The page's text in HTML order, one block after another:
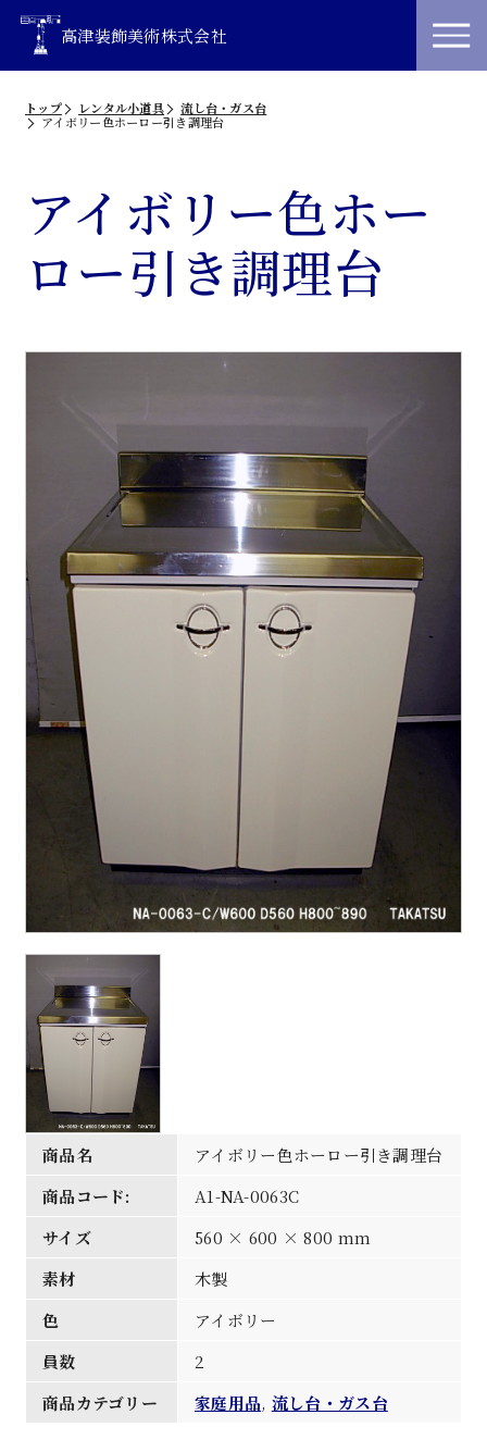
高津装飾美術株式会社
トップ レンタル小道具
流し台・ガス台
アイボリー色ホーロー引き調理台
アイボリー色ホー
ロー引き調理台
商品名
アイボリー色ホーロー引き調理台
商品コード:
A1-NA-0063C
サイズ
560 × 600 × 800 mm
素材
木製
色
アイボリー
員数
2
商品カテゴリー
家庭用品, 流し台・ガス台